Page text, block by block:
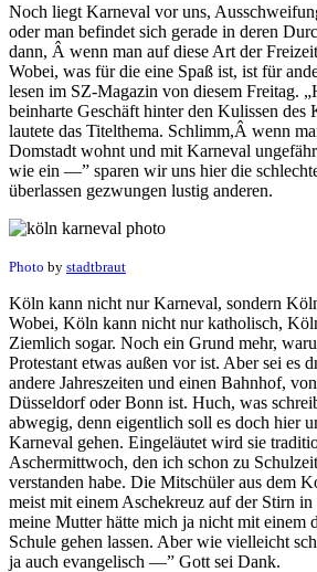
Noch liegt Karneval vor uns,
oder man befindet sich gerade in deren
dann, Â wenn man auf diese Art der
Wobei, was für die eine Spaß ist, ist für
lesen im SZ-Magazin von diesem Freitag.
beinharte Geschäft hinter den Kulissen des
lautete das Titelthema. Schlimm,Â wenn
Domstadt wohnt und mit Karneval
wie ein —” sparen wir uns hier die
überlassen gezwungen lustig anderen.
Photo by stadtbraut
Köln kann nicht nur Karneval, sondern
Wobei, Köln kann nicht nur katholisch,
Ziemlich sogar. Noch ein Grund mehr,
Protestant etwas außen vor ist. Aber sei es
andere Jahreszeiten und einen Bahnhof,
Düsseldorf oder Bonn ist. Huch, was
abwegig, denn eigentlich soll es doch hier
Karneval gehen. Eingeläutet wird sie
Aschermittwoch, den ich schon zu
verstanden habe. Die Mitschüler aus dem
meist mit einem Aschekreuz auf der Stirn
meine Mutter hätte mich ja nicht mit einem
Schule gehen lassen. Aber wie vielleicht
ja auch evangelisch —” Gott sei Dank.